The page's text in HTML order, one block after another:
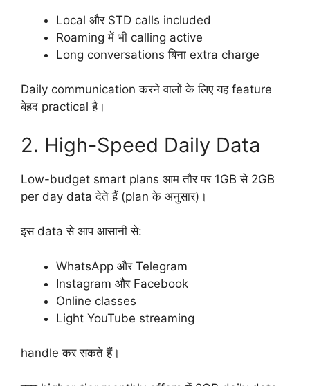
Local और STD calls included
Roaming में भी calling active
Long conversations बिना extra charge
Daily communication करने वालों के लिए यह feature
बेहद practical है।
2. High-Speed Daily Data
Low-budget smart plans आम तौर पर 1GB से 2GB
per day data देते हैं (plan के अनुसार)।
इस data से आप आसानी से:
WhatsApp और Telegram
Instagram और Facebook
Online classes
Light YouTube streaming
handle कर सकते हैं।